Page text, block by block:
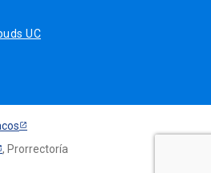
UC
, Prorrectoría